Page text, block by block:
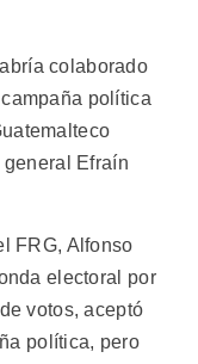
colaborado
política
Efraín
FRG, Alfonso
electoral por
votos, aceptó
política, pero